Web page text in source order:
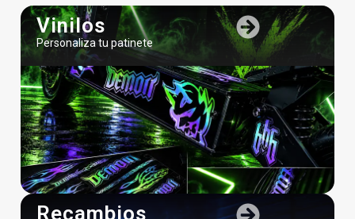
Vinilos
Personaliza tu patinete
Recambios